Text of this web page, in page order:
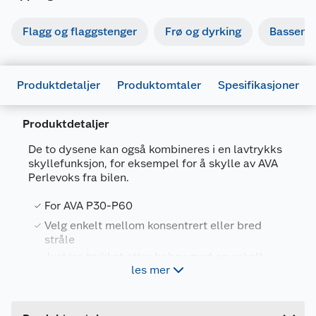
Flagg og flaggstenger Frø og dyrking Basseng
Produktdetaljer Produktomtaler Spesifikasjoner
Produktdetaljer
De to dysene kan også kombineres i en lavtrykks
skyllefunksjon, for eksempel for å skylle av AVA
Perlevoks fra bilen.
For AVA P30-P60
Velg enkelt mellom konsentrert eller bred
stråle
les mer
Artikkelnummer
Leverandørens artikkelnummer
11-120-120